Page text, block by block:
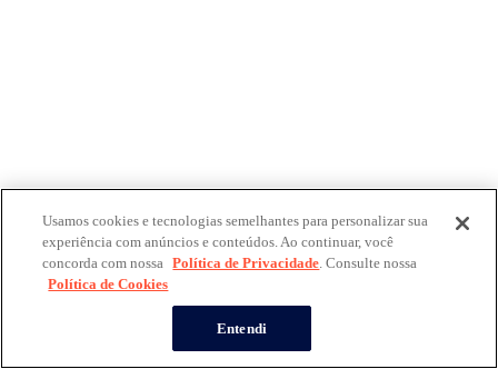
Usamos cookies e tecnologias semelhantes para personalizar sua
experiência com anúncios e conteúdos. Ao continuar, você
concorda com nossa Política de Privacidade. Consulte nossa
Política de Cookies
Entendi